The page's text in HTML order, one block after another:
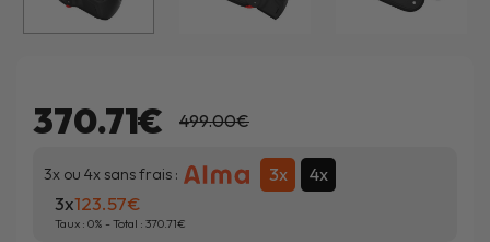
370.71€ 499.00€
3x ou 4x sans frais : 3x 4x
3x123.57
Taux : 0% - Total : 370.71